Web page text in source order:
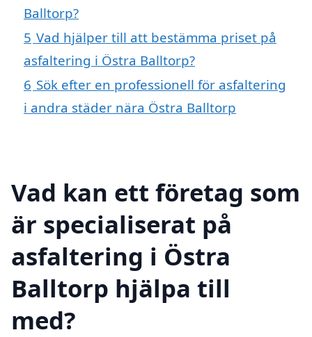
Balltorp?
5 Vad hjälper till att bestämma priset på
asfaltering i Östra Balltorp?
6 Sök efter en professionell för asfaltering
i andra städer nära Östra Balltorp
Vad kan ett företag som
är specialiserat på
asfaltering i Östra
Balltorp hjälpa till
med?